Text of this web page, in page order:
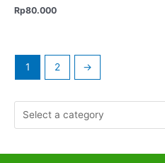
Rp80.000
1 2 →